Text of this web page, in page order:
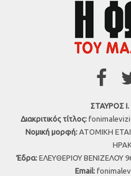
ΣΤΑΥΡΟΣ
Διακριτικός τίτλος:
Νομική μορφή: ΑΤΟΜΙΚΗ
Έδρα: ΕΛΕΥΘΕΡΙΟΥ ΒΕΝΙΖΕΛΟΥ
Εmail: